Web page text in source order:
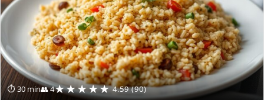
⏱ 30 min👥 4★★★★★ 4.59 (90)